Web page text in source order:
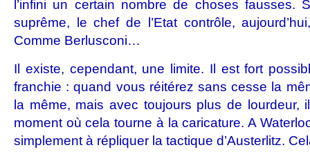
l’infini un certain nombre de choses fausses.
suprême, le chef de l’Etat contrôle,
Comme Berlusconi…
Il existe, cependant, une limite. Il est fort
franchie : quand vous réitérez sans cesse la
la même, mais avec toujours plus de lourdeur,
moment où cela tourne à la caricature. A
simplement à répliquer la tactique d’Austerlitz.